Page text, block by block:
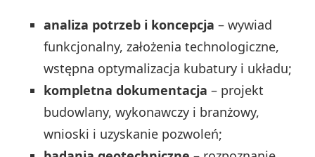
analiza potrzeb i koncepcja – wywiad
funkcjonalny, założenia technologiczne,
wstępna optymalizacja kubatury i układu;
kompletna dokumentacja – projekt
budowlany, wykonawczy i branżowy,
wnioski i uzyskanie pozwoleń;